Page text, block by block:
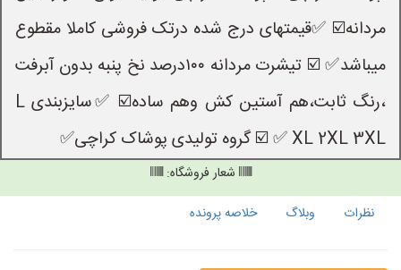
مردانه☑️ ✅قیمتهای درج شده درتک فروشی کاملا مقطوع
میباشد✅ ☑️ تیشرت مردانه ۱۰۰درصد نخ پنبه بدون آبرفت
،رنگ ثابت،هم آستین کش وهم ساده☑️ ✅سایزبندی L
XL 2XL 3XL ✅ ☑️ گروه تولیدی پوشاک کراچی✅
شعار فروشگاه:
نظرات
وبلاگ خلاصه پرونده